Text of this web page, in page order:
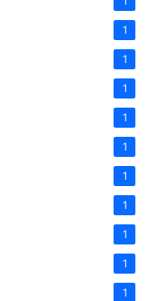
1
1
1
1
1
1
1
1
1
1